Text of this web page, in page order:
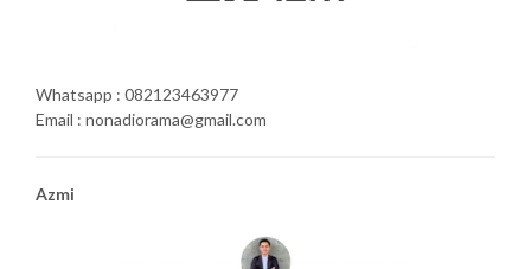
Whatsapp : 082123463977
Email : nonadiorama@gmail.com
Azmi